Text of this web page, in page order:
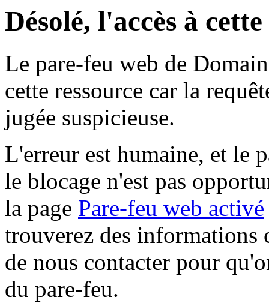
Désolé, l'accès à
Le pare-feu web de
cette ressource car la
jugée suspicieuse.
L'erreur est humaine, et le
le blocage n'est pas
la page Pare-feu web activé
trouverez des informations
de nous contacter pour
du pare-feu.